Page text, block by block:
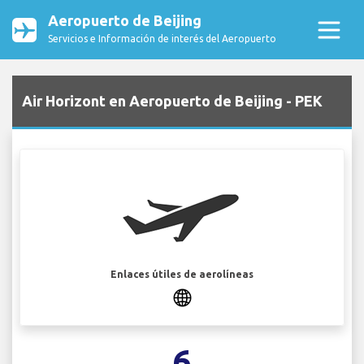
Aeropuerto de Beijing
Servicios e Información de interés del Aeropuerto
Air Horizont en Aeropuerto de Beijing - PEK
Enlaces útiles de aerolíneas